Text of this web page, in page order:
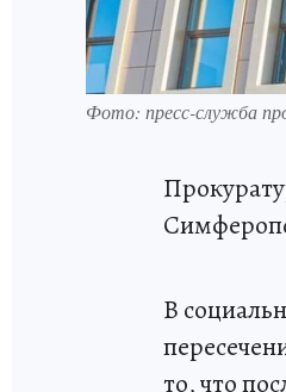
Фото: пресс-служба
В
то, что